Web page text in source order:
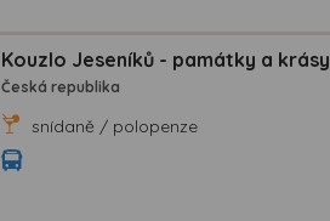
Kouzlo Jeseníků - památky a
Česká republika
snídaně / polopenze